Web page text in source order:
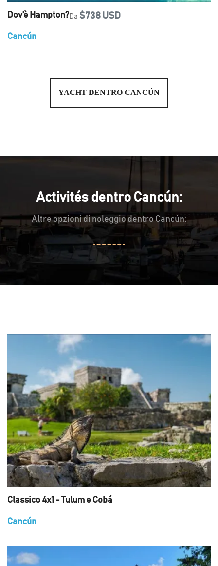
Dov'è Hampton?Da $738 USD
Cancún
YACHT DENTRO CANCÚN
Activités dentro Cancún:
Altre opzioni di noleggio dentro Cancún:
Classico 4x1 - Tulum e Cobá
Cancún